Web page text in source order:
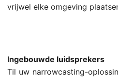
vrijwel elke omgeving
Ingebouwde luidsprekers
Til uw narrowcasting-